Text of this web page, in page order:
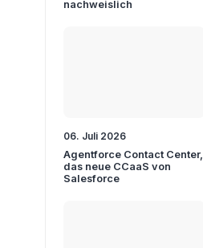
nachweislich
06. Juli 2026
Agentforce Contact Center,
das neue CCaaS von
Salesforce